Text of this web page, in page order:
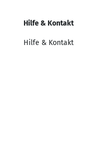
Hilfe & Kontakt
Hilfe & Kontakt